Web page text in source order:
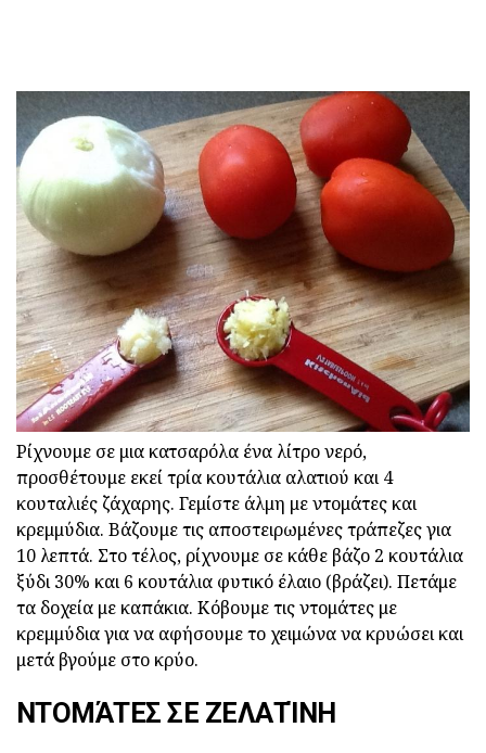
Ρίχνουμε σε μια κατσαρόλα ένα λίτρο νερό,
προσθέτουμε εκεί τρία κουτάλια αλατιού και 4
κουταλιές ζάχαρης. Γεμίστε άλμη με ντομάτες και
κρεμμύδια. Βάζουμε τις αποστειρωμένες τράπεζες για
10 λεπτά. Στο τέλος, ρίχνουμε σε κάθε βάζο 2 κουτάλια
ξύδι 30% και 6 κουτάλια φυτικό έλαιο (βράζει). Πετάμε
τα δοχεία με καπάκια. Κόβουμε τις ντομάτες με
κρεμμύδια για να αφήσουμε το χειμώνα να κρυώσει και
μετά βγούμε στο κρύο.
ΝΤΟΜΆΤΕΣ ΣΕ ΖΕΛΑΤΊΝΗ